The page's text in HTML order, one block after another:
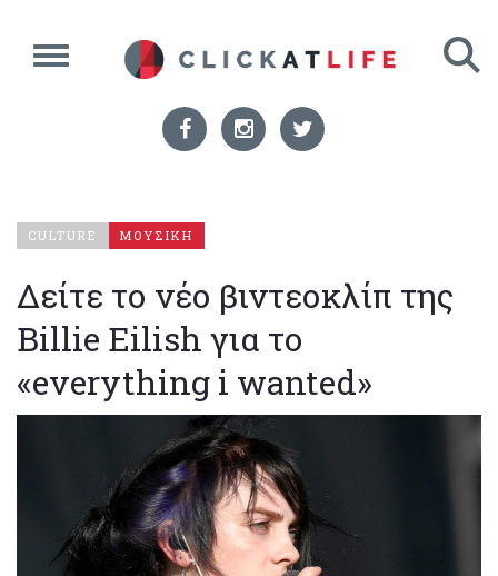
CULTURE ΜΟΥΣΙΚΗ
Δείτε το νέο βιντεοκλίπ της
Billie Eilish για το
«everything i wanted»